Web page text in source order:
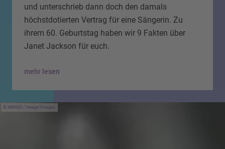
und unterschrieb dann doch den damals
höchstdotierten Vertrag für eine Sängerin. Zu
ihrem 60. Geburtstag haben wir 9 Fakten über
Janet Jackson für euch.
mehr lesen
IMAGO / Imagn Images